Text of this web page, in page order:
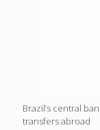
Brazil’s central
transfers abroad